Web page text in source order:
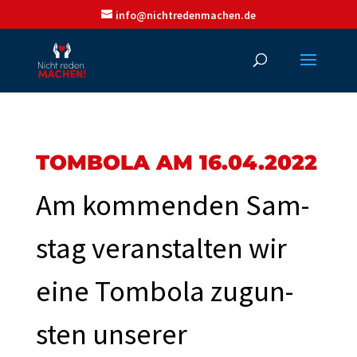
info@nichtredenmachen.de
TOMBOLA AM 16.04.2022
Am kom­menden Sam­
stag ver­anstal­ten wir
eine Tombo­la zugun­
sten unser­er